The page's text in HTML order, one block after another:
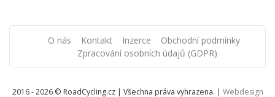
O nás Kontakt Inzerce
Obchodní podmínky
Zpracování osobních údajů (GDPR)
2016 - 2026 © RoadCycling.cz | Všechna práva vyhrazena. | Webdesign